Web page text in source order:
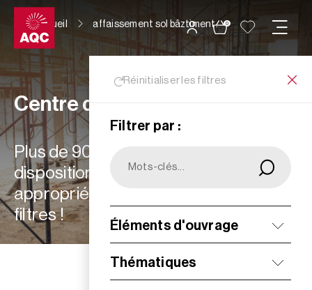
Panneau de gestion des cookies
0
Accueil affaissement sol bâztiment.
Réinitialiser les filtres
Filtrer par :
Éléments d'ouvrage
Thématiques
Centre de ressources
Plus de 900 ressources à votre
disposition : choisissez les plus
appropriées à vos besoins grâce aux
filtres !